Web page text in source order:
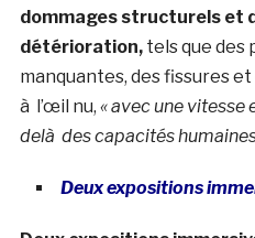
dommages structurels et
détérioration,tels que des
manquantes, des fissures
à l’œil nu, « avec une vitesse
delà des capacités humaines
Deux expositions